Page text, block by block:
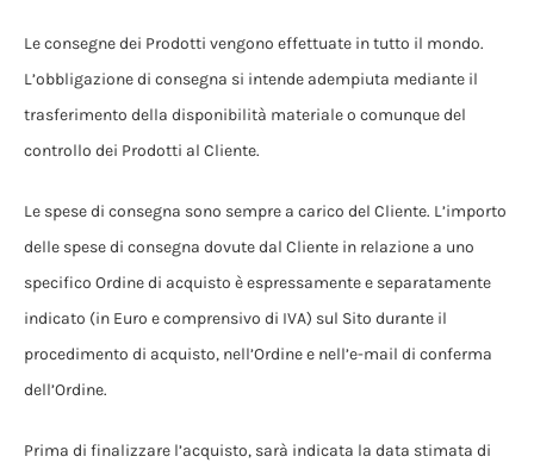
Le consegne dei Prodotti vengono effettuate in tutto il mondo.
L’obbligazione di consegna si intende adempiuta mediante il
trasferimento della disponibilità materiale o comunque del
controllo dei Prodotti al Cliente.
Le spese di consegna sono sempre a carico del Cliente. L’importo
delle spese di consegna dovute dal Cliente in relazione a uno
specifico Ordine di acquisto è espressamente e separatamente
indicato (in Euro e comprensivo di IVA) sul Sito durante il
procedimento di acquisto, nell’Ordine e nell’e-mail di conferma
dell’Ordine.
Prima di finalizzare l’acquisto, sarà indicata la data stimata di